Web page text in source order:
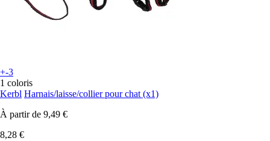
+-3
1 coloris
Kerbl Harnais/laisse/collier pour chat (x1)
À partir de 9,49 €
8,28 €